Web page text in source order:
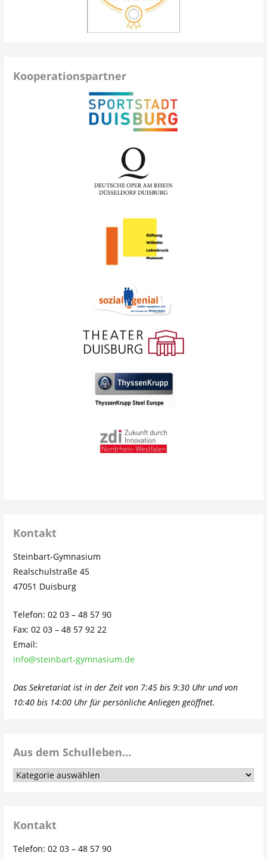
Kooperationspartner
Kontakt
Steinbart-Gymnasium
Realschulstraße 45
47051 Duisburg
Telefon: 02 03 – 48 57 90
Fax: 02 03 – 48 57 92 22
Email:
info@steinbart-gymnasium.de
Das Sekretariat ist in der Zeit von 7:45 bis 9:30 Uhr und von
10:40 bis 14:00 Uhr für persönliche Anliegen geöffnet.
Aus dem Schulleben…
Aus
Kontakt
Telefon: 02 03 – 48 57 90